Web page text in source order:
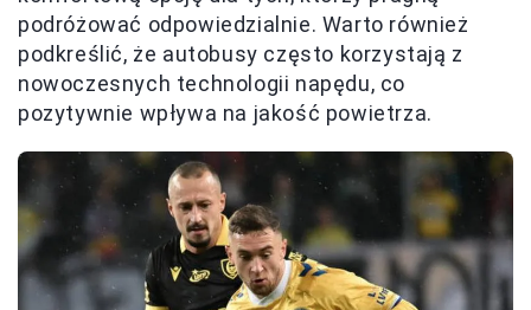
podróżować odpowiedzialnie. Warto również
podkreślić, że autobusy często korzystają z
nowoczesnych technologii napędu, co
pozytywnie wpływa na jakość powietrza.